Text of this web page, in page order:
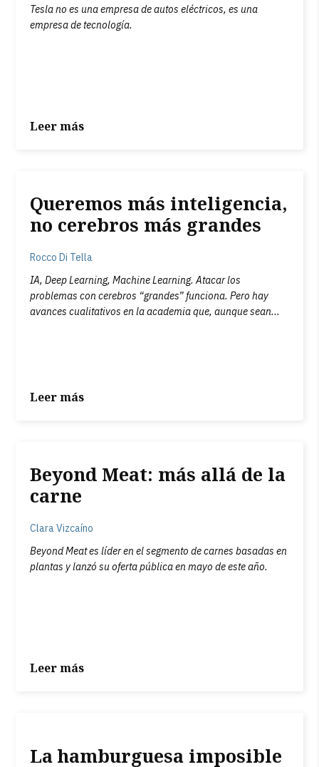
Tesla no es una empresa de autos eléctricos, es una
empresa de tecnología.
Leer más
Queremos más inteligencia,
no cerebros más grandes
Rocco Di Tella
IA, Deep Learning, Machine Learning. Atacar los
problemas con cerebros “grandes” funciona. Pero hay
avances cualitativos en la academia que, aunque sean...
Leer más
Beyond Meat: más allá de la
carne
Clara Vizcaíno
Beyond Meat es líder en el segmento de carnes basadas en
plantas y lanzó su oferta pública en mayo de este año.
Leer más
La hamburguesa imposible